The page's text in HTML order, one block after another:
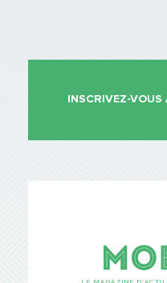
INSCRIVEZ-